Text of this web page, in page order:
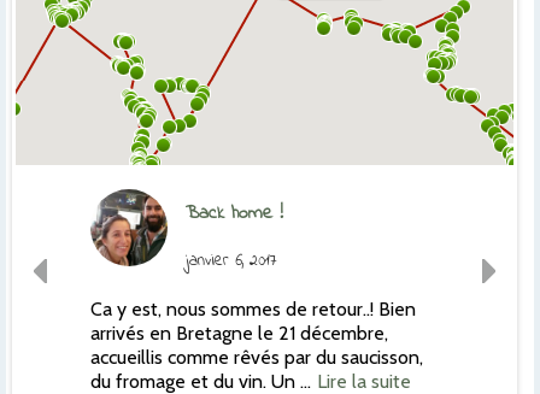
Back home !
janvier 6, 2017
Ca y est, nous sommes de retour..! Bien
arrivés en Bretagne le 21 décembre,
accueillis comme rêvés par du saucisson,
du fromage et du vin. Un … Lire la suite